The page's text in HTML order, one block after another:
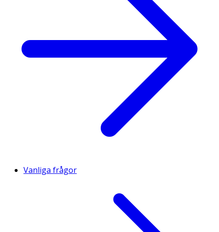
Vanliga frågor